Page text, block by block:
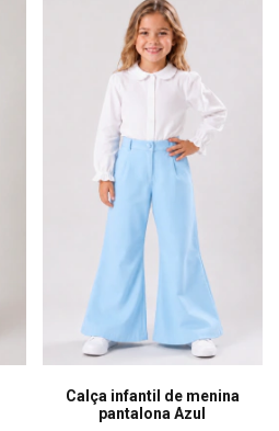
Calça infantil de menina
pantalona Azul